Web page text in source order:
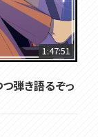
1:47:51
つ弾き語るぞっ